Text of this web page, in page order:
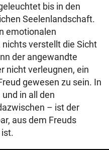
bis in den
Seelenlandschaft.
emotionalen
verstellt die Sicht
der angewandte
nicht verleugnen, ein
gewesen zu sein. In
in all den
– ist der
aus dem Freuds